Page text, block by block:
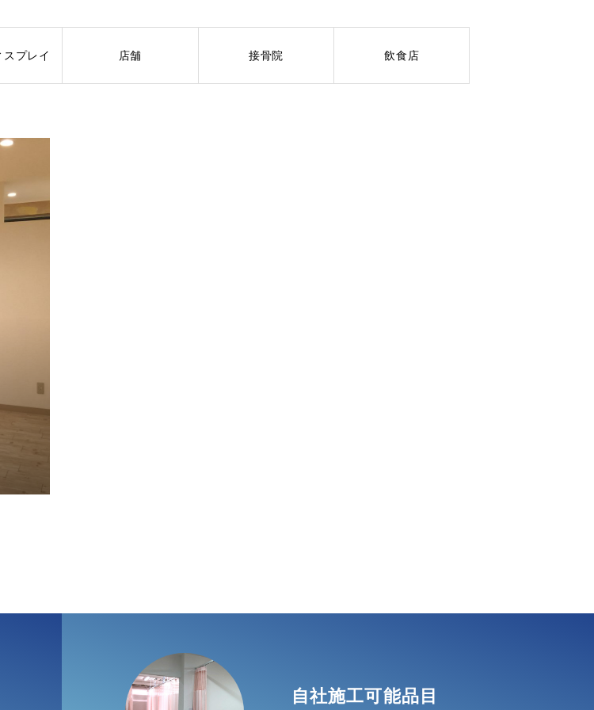
会社概要
プレイ 店舗 接骨院 飲食店
自社施工可能品目